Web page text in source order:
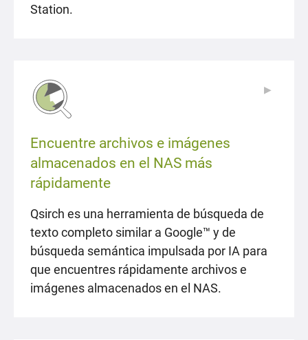
Station.
Encuentre archivos e imágenes
almacenados en el NAS más
rápidamente
Qsirch es una herramienta de búsqueda de
texto completo similar a Google™ y de
búsqueda semántica impulsada por IA para
que encuentres rápidamente archivos e
imágenes almacenados en el NAS.
▶